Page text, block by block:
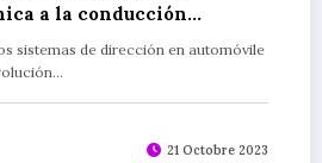
a la conducción
sistemas de dirección en automóvile
21 Octobre 2023